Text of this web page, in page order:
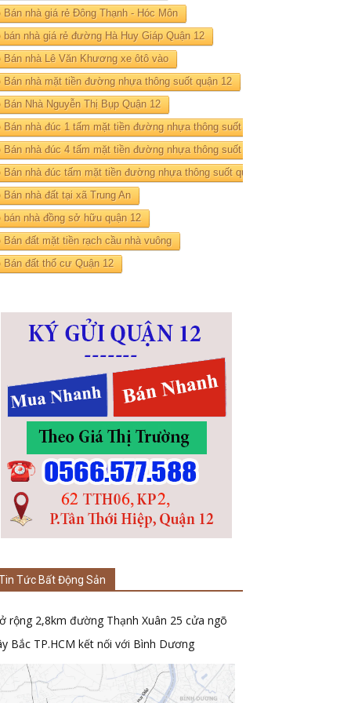
Bán nhà giá rẻ Đông Thạnh - Hóc Môn
bán nhà giá rẻ đường Hà Huy Giáp Quận 12
Bán nhà Lê Văn Khương xe ôtô vào
Bán nhà mặt tiền đường nhựa thông suốt quận 12
Bán Nhà Nguyễn Thị Bụp Quận 12
Bán nhà đúc 1 tấm mặt tiền đường nhựa thông suốt quận 12
Bán nhà đúc 4 tấm mặt tiền đường nhựa thông suốt quận 12
Bán nhà đúc tấm mặt tiền đường nhựa thông suốt quận 12
Bán nhà đất tại xã Trung An
bán nhà đồng sở hữu quận 12
Bán đất mặt tiền rạch cầu nhà vuông
Bán đất thổ cư Quận 12
Tức Bất Động Sản
rộng 2,8km đường Thạnh Xuân 25 cửa ngõ
Bắc TP.HCM kết nối với Bình Dương